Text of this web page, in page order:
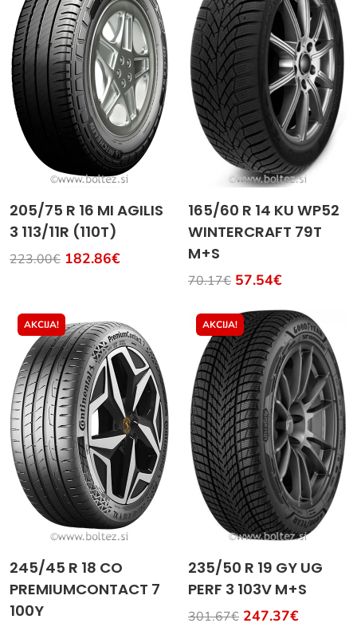
205/75 R 16 MI AGILIS
3 113/11R (110T)
223.00€ 182.86€
165/60 R 14 KU WP52
WINTERCRAFT 79T
M+S
70.17€ 57.54€
AKCIJA!
245/45 R 18 CO
PREMIUMCONTACT 7
100Y
AKCIJA!
235/50 R 19 GY UG
PERF 3 103V M+S
301.67€ 247.37€